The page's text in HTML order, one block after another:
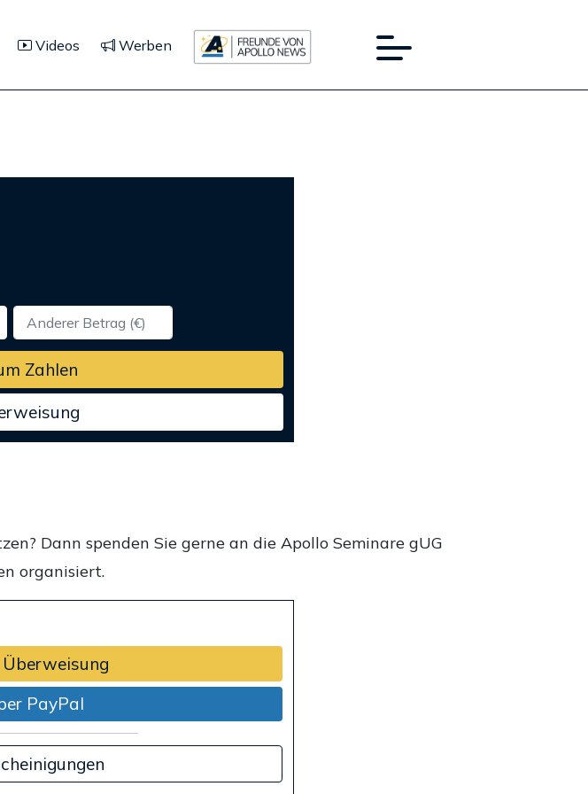
Videos Werben
Zahlen
Dann spenden Sie gerne an die Apollo Seminare gUG
organisiert.
PayPal